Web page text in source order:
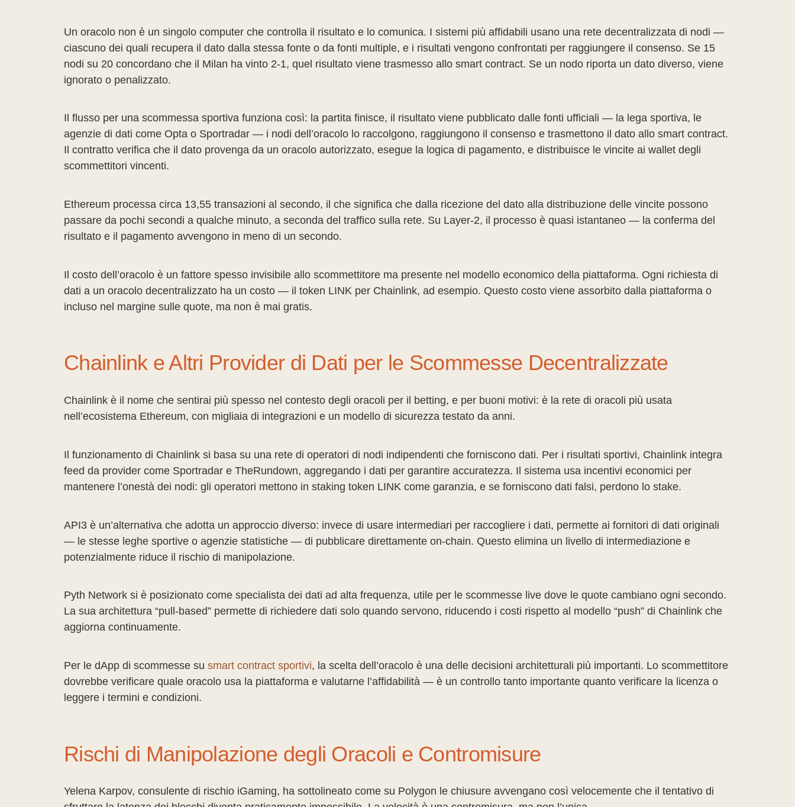
Un oracolo non è un singolo computer che controlla il risultato e lo comunica. I sistemi più affidabili usano una rete decentralizzata di nodi —
ciascuno dei quali recupera il dato dalla stessa fonte o da fonti multiple, e i risultati vengono confrontati per raggiungere il consenso. Se 15
nodi su 20 concordano che il Milan ha vinto 2-1, quel risultato viene trasmesso allo smart contract. Se un nodo riporta un dato diverso, viene
ignorato o penalizzato.
Il flusso per una scommessa sportiva funziona così: la partita finisce, il risultato viene pubblicato dalle fonti ufficiali — la lega sportiva, le
agenzie di dati come Opta o Sportradar — i nodi dell’oracolo lo raccolgono, raggiungono il consenso e trasmettono il dato allo smart contract.
Il contratto verifica che il dato provenga da un oracolo autorizzato, esegue la logica di pagamento, e distribuisce le vincite ai wallet degli
scommettitori vincenti.
Ethereum processa circa 13,55 transazioni al secondo, il che significa che dalla ricezione del dato alla distribuzione delle vincite possono
passare da pochi secondi a qualche minuto, a seconda del traffico sulla rete. Su Layer-2, il processo è quasi istantaneo — la conferma del
risultato e il pagamento avvengono in meno di un secondo.
Il costo dell’oracolo è un fattore spesso invisibile allo scommettitore ma presente nel modello economico della piattaforma. Ogni richiesta di
dati a un oracolo decentralizzato ha un costo — il token LINK per Chainlink, ad esempio. Questo costo viene assorbito dalla piattaforma o
incluso nel margine sulle quote, ma non è mai gratis.
Chainlink e Altri Provider di Dati per le Scommesse Decentralizzate
Chainlink è il nome che sentirai più spesso nel contesto degli oracoli per il betting, e per buoni motivi: è la rete di oracoli più usata
nell’ecosistema Ethereum, con migliaia di integrazioni e un modello di sicurezza testato da anni.
Il funzionamento di Chainlink si basa su una rete di operatori di nodi indipendenti che forniscono dati. Per i risultati sportivi, Chainlink integra
feed da provider come Sportradar e TheRundown, aggregando i dati per garantire accuratezza. Il sistema usa incentivi economici per
mantenere l’onestà dei nodi: gli operatori mettono in staking token LINK come garanzia, e se forniscono dati falsi, perdono lo stake.
API3 è un’alternativa che adotta un approccio diverso: invece di usare intermediari per raccogliere i dati, permette ai fornitori di dati originali
— le stesse leghe sportive o agenzie statistiche — di pubblicare direttamente on-chain. Questo elimina un livello di intermediazione e
potenzialmente riduce il rischio di manipolazione.
Pyth Network si è posizionato come specialista dei dati ad alta frequenza, utile per le scommesse live dove le quote cambiano ogni secondo.
La sua architettura “pull-based” permette di richiedere dati solo quando servono, riducendo i costi rispetto al modello “push” di Chainlink che
aggiorna continuamente.
Per le dApp di scommesse su smart contract sportivi, la scelta dell’oracolo è una delle decisioni architetturali più importanti. Lo scommettitore
dovrebbe verificare quale oracolo usa la piattaforma e valutarne l’affidabilità — è un controllo tanto importante quanto verificare la licenza o
leggere i termini e condizioni.
Rischi di Manipolazione degli Oracoli e Contromisure
Yelena Karpov, consulente di rischio iGaming, ha sottolineato come su Polygon le chiusure avvengano così velocemente che il tentativo di